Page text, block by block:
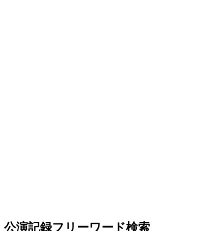
公演記録フリーワード検索